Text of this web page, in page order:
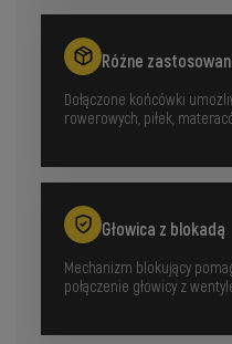
Różne
Dołączone końcówki
rowerowych, piłek,
Głowica z blokadą
Mechanizm blokujący
połączenie głowicy z